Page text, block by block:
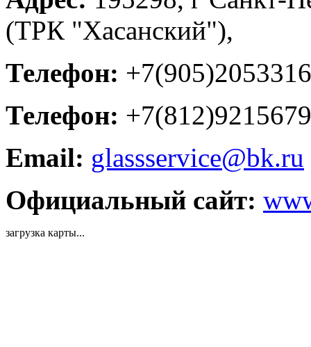
(ТРК "Хасанский"),
Телефон: +7(905)2053316
Телефон: +7(812)9215679
Email: glassservice@bk.ru
Официальный сайт:
загрузка карты...